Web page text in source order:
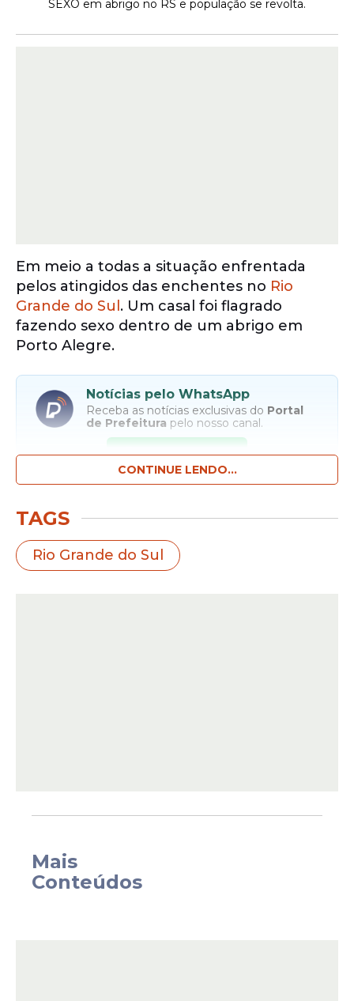
SEXO em abrigo no RS e população se revolta.
Em meio a todas a situação enfrentada
pelos atingidos das enchentes no Rio
Grande do Sul . Um casal foi flagrado
fazendo sexo dentro de um abrigo em
Porto Alegre.
Notícias pelo WhatsApp
Receba as notícias exclusivas do Portal
de Prefeitura pelo nosso canal.
Entrar no canal
Testemunhas da cena ficaram revoltadas,
dois envolvidos. No local estão abrigadas
famílias com crianças de todas as idades.
CONTINUE LENDO...
TAGS
Rio Grande do Sul
Mais
Conteúdos